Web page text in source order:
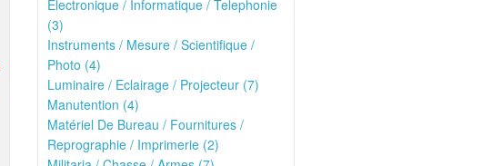
Electronique / Informatique / Telephonie
(3)
Instruments / Mesure / Scientifique /
Photo (4)
Luminaire / Eclairage / Projecteur (7)
Manutention (4)
Matériel De Bureau / Fournitures /
Reprographie / Imprimerie (2)